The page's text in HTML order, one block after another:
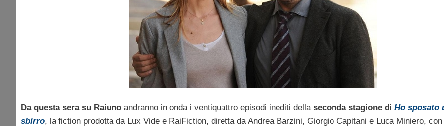
Da questa sera su Raiuno andranno in onda i ventiquattro episodi inediti della seconda stagione di Ho sposato
sbirro, la fiction prodotta da Lux Vide e RaiFiction, diretta da Andrea Barzini, Giorgio Capitani e Luca Miniero, con